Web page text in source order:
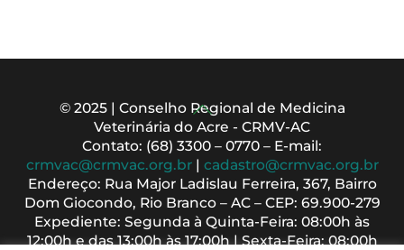
Back
To
Top
© 2025 | Conselho Regional de Medicina
Veterinária do Acre - CRMV-AC
Contato: (68) 3300 – 0770 – E-mail:
crmvac@crmvac.org.br| cadastro@crmvac.org.br
Endereço: Rua Major Ladislau Ferreira, 367, Bairro
Dom Giocondo, Rio Branco – AC – CEP: 69.900-279
Expediente: Segunda à Quinta-Feira: 08:00h às
12:00h e das 13:00h às 17:00h | Sexta-Feira: 08:00h